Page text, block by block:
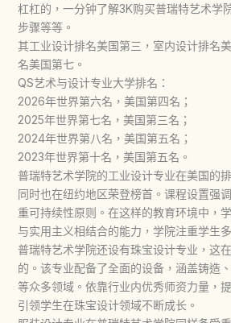
杠杠的，一分钟了解3K购买普瑞特艺术学
步骤等等。
其工业设计排名美国第三，室内设计排名
名美国第七。
QS艺术与设计专业大学排名：
2026年世界第六名，美国第四名；
2025年世界第七名，美国第三名；
2024年世界第八名，美国第五名；
2023年世界第十名，美国第五名。
普瑞特艺术学院的工业设计专业在美国的
同时也在纽约地区荣登榜首。课程设置强
重可持续性原则。在这样的教育环境中，
与实用主义相结合的能力，学院注重学生
普瑞特艺术学院还设有珠宝设计专业，这
的。该专业配备了全面的设备，涵盖铸造
等众多领域。依靠行业内优秀师资力量，
引领学生在珠宝设计领域不断成长。